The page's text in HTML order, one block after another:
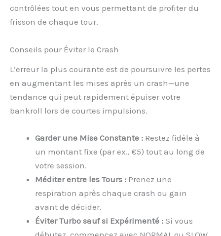
contrôlées tout en vous permettant de profiter du
frisson de chaque tour.
Conseils pour Éviter le Crash
L’erreur la plus courante est de poursuivre les pertes
en augmentant les mises après un crash—une
tendance qui peut rapidement épuiser votre
bankroll lors de courtes impulsions.
Garder une Mise Constante : Restez fidèle à
un montant fixe (par ex., €5) tout au long de
votre session.
Méditer entre les Tours : Prenez une
respiration après chaque crash ou gain
avant de décider.
Éviter Turbo sauf si Expérimenté : Si vous